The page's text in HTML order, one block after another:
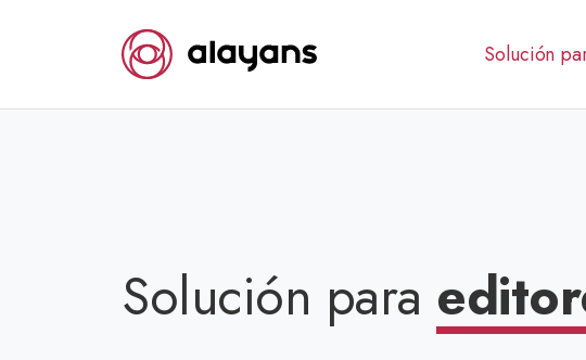
Solución
Solución para